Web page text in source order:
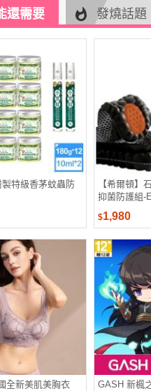
收納
宗教
手機平板
穿戴
電玩
耳機
美髮 香氛
還需要 發燒話題
特級香茅蚊蟲防
【希爾頓】
抑菌防護組-
$1,980
全新美肌美胸衣
GASH 新楓